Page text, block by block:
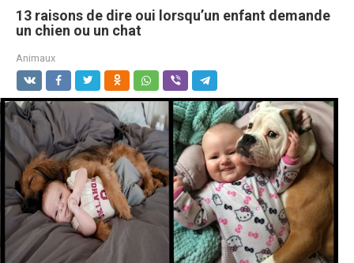
13 raisons de dire oui lorsqu’un enfant demande
un chien ou un chat
Animaux